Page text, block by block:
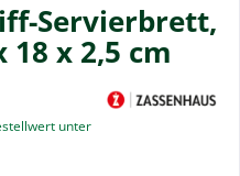
Servierbrett,
x 2,5 cm
unter